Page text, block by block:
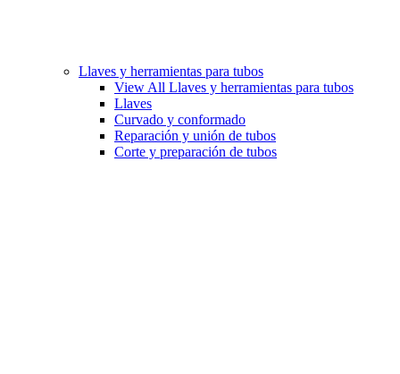
Llaves y herramientas para tubos
View All Llaves y herramientas para tubos
Llaves
Curvado y conformado
Reparación y unión de tubos
Corte y preparación de tubos